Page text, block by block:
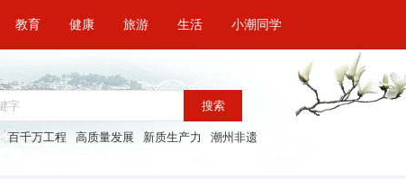
教育 健康 旅游 生活 小潮同学
搜索
百千万工程 高质量发展 新质生产力 潮州非遗